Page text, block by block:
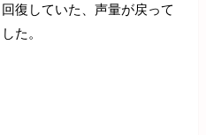
復していた、声量が戻って
た。